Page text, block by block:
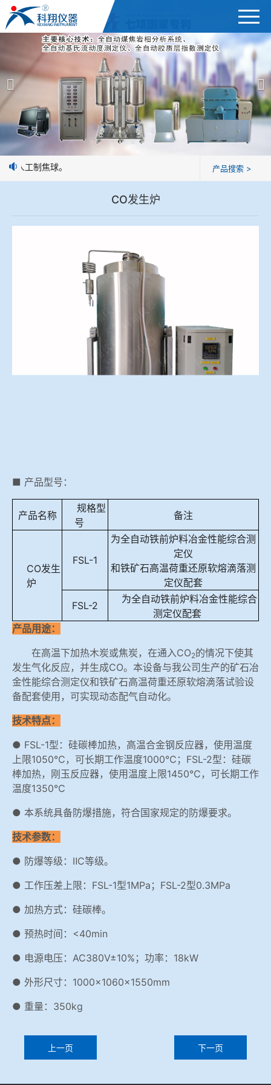
产品展示 ＞
焦炭高温性能检测系统
焦化行业检测及优化配煤设备
球团矿/烧结矿/块矿高温冶金性能检测系统
烧结/球团优化配矿研究设备
冶金渣、保护渣等高温物性检测设备
矿石、焦炭物理检测及制样设备
公司简介
新闻中心
企业业绩
人工制焦球。 产品搜索 >
CO发生炉
■ 产品型号：
产品名称
规格型
号
备注
CO发生
炉
FSL-1
为全自动铁前炉料冶金性能综合测
定仪
和铁矿石高温荷重还原软熔滴落测
定仪配套
FSL-2
为全自动铁前炉料冶金性能综合
测定仪配套
产品用途：
在高温下加热木炭或焦炭，在通入CO2的情况下使其
发生气化反应，并生成CO。本设备与我公司生产的矿石冶
金性能综合测定仪和铁矿石高温荷重还原软熔滴落试验设
备配套使用，可实现动态配气自动化。
技术特点：
● FSL-1型：硅碳棒加热，高温合金钢反应器，使用温度
上限1050℃，可长期工作温度1000℃；FSL-2型：硅碳
棒加热，刚玉反应器，使用温度上限1450℃，可长期工作
温度1350℃
● 本系统具备防爆措施，符合国家规定的防爆要求。
技术参数：
● 防爆等级：ⅡC等级。
● 工作压差上限：FSL-1型1MPa；FSL-2型0.3MPa
● 加热方式：硅碳棒。
● 预热时间：<40min
● 电源电压：AC380V±10%；功率：18kW
● 外形尺寸：1000×1060×1550mm
● 重量：350kg
上一页 下一页